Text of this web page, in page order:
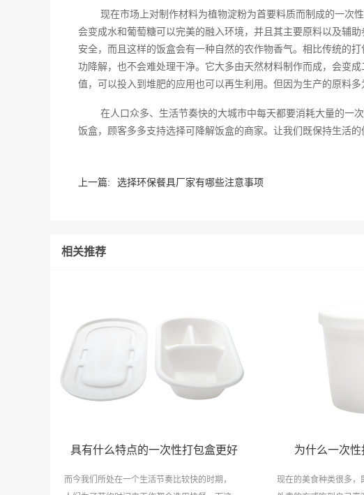
现在市场上对制作材料为植物淀粉为首要料质而制成的一次
会变成水和葡萄糖可以完美的融入环境，并且其主要原料以及辅
安全，而且这样的饭盒会有一种自然的农作物香气。相比传统的
功降解，也不会难处理干净。它大多由天然材料制作而成，会变
值，可以投入到堆肥的应用也可以再生利用。但因为生产的原料多
在人口众多、生活节奏快的大城市中每天都要消耗大量的一
饭盒，顾客多多支持选择可降解饭盒的商家。让我们既保持生活
上一篇: 选择环保餐具厂家有哪些注意事项
相关推荐
具有什么特点的一次性打包盒更好
而今我们所处在一个生活节奏比较快的时期，
为什么一次
现在的美食种类很多，